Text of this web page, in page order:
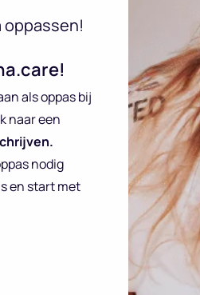
oppassen!
als oppas bij
naar een
nodig
en start met